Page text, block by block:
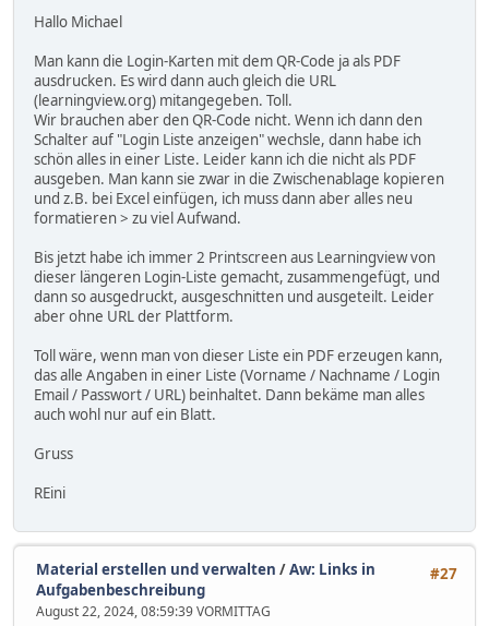
Hallo Michael
Man kann die Login-Karten mit dem QR-Code ja als PDF
ausdrucken. Es wird dann auch gleich die URL
(learningview.org) mitangegeben. Toll.
Wir brauchen aber den QR-Code nicht. Wenn ich dann den
Schalter auf "Login Liste anzeigen" wechsle, dann habe ich
schön alles in einer Liste. Leider kann ich die nicht als PDF
ausgeben. Man kann sie zwar in die Zwischenablage kopieren
und z.B. bei Excel einfügen, ich muss dann aber alles neu
formatieren > zu viel Aufwand.
Bis jetzt habe ich immer 2 Printscreen aus Learningview von
dieser längeren Login-Liste gemacht, zusammengefügt, und
dann so ausgedruckt, ausgeschnitten und ausgeteilt. Leider
aber ohne URL der Plattform.
Toll wäre, wenn man von dieser Liste ein PDF erzeugen kann,
das alle Angaben in einer Liste (Vorname / Nachname / Login
Email / Passwort / URL) beinhaltet. Dann bekäme man alles
auch wohl nur auf ein Blatt.
Gruss
REini
#27
Material erstellen und verwalten /Aw: Links in
Aufgabenbeschreibung
August 22, 2024, 08:59:39 VORMITTAG